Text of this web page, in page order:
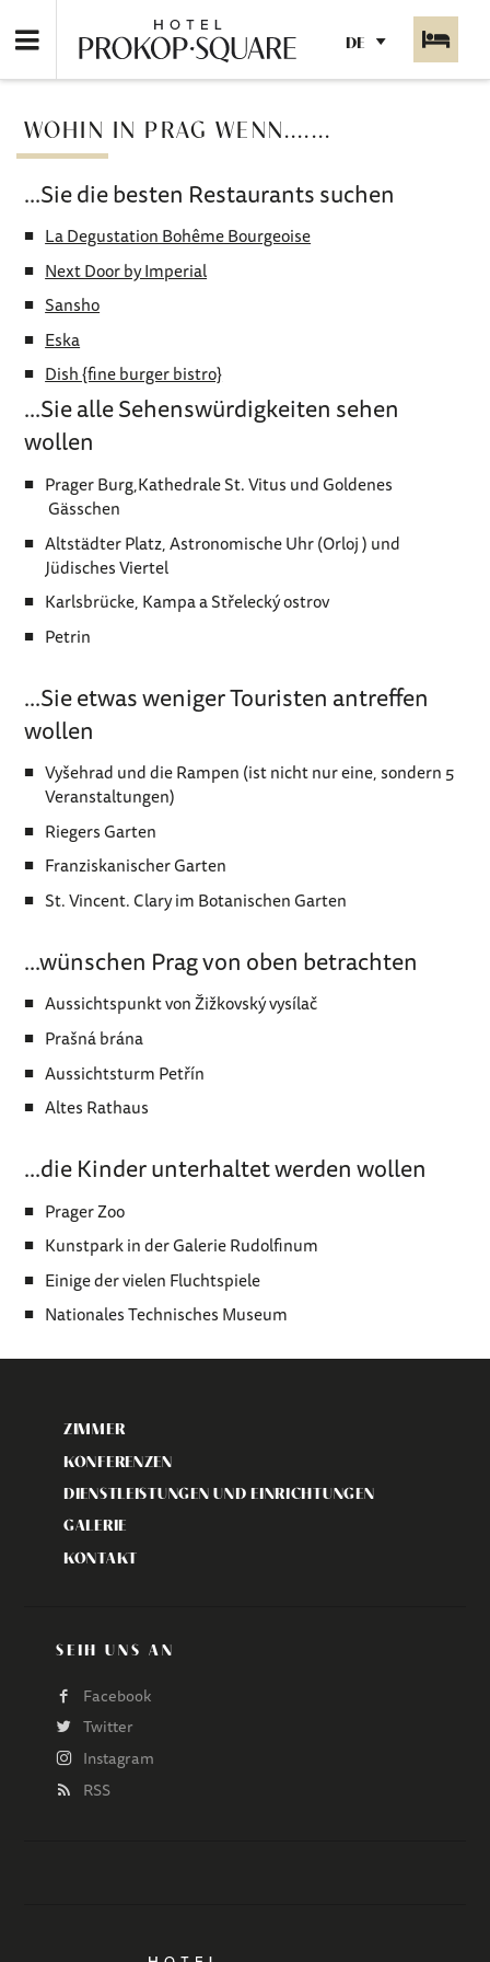
DE
WOHIN IN PRAG WENN.......
...Sie die besten Restaurants suchen
La Degustation Bohême Bourgeoise
Next Door by Imperial
Sansho
Eska
Dish {fine burger bistro}
...Sie alle Sehenswürdigkeiten sehen
wollen
Prager Burg,Kathedrale St. Vitus und Goldenes
Gässchen
Altstädter Platz, Astronomische Uhr (Orloj ) und
Jüdisches Viertel
Karlsbrücke, Kampa a Střelecký ostrov
Petrin
...Sie etwas weniger Touristen antreffen
wollen
Vyšehrad und die Rampen (ist nicht nur eine, sondern 5
Veranstaltungen)
Riegers Garten
Franziskanischer Garten
St. Vincent. Clary im Botanischen Garten
...wünschen Prag von oben betrachten
Aussichtspunkt von Žižkovský vysílač
Prašná brána
Aussichtsturm Petřín
Altes Rathaus
...die Kinder unterhaltet werden wollen
Prager Zoo
Kunstpark in der Galerie Rudolfinum
Einige der vielen Fluchtspiele
Nationales Technisches Museum
ZIMMER
KONFERENZEN
DIENSTLEISTUNGEN UND EINRICHTUNGEN
GALERIE
KONTAKT
SEIH UNS AN
Facebook
Twitter
Instagram
RSS